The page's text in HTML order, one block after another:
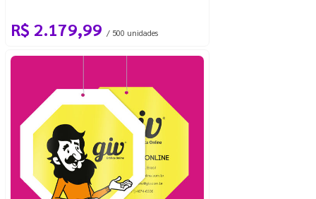
R$ 2.179,99 / 500 unidades